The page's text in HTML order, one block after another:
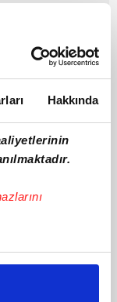
Hakkında
özel
yaparken